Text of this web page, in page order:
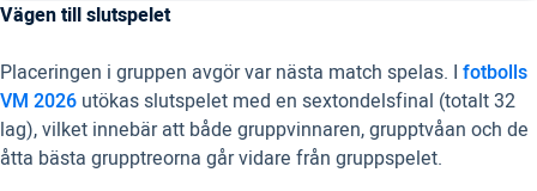
Vägen till slutspelet
Placeringen i gruppen avgör var nästa match spelas. I fotbolls
VM 2026 utökas slutspelet med en sextondelsfinal (totalt 32
lag), vilket innebär att både gruppvinnaren, grupptvåan och de
åtta bästa grupptreorna går vidare från gruppspelet.